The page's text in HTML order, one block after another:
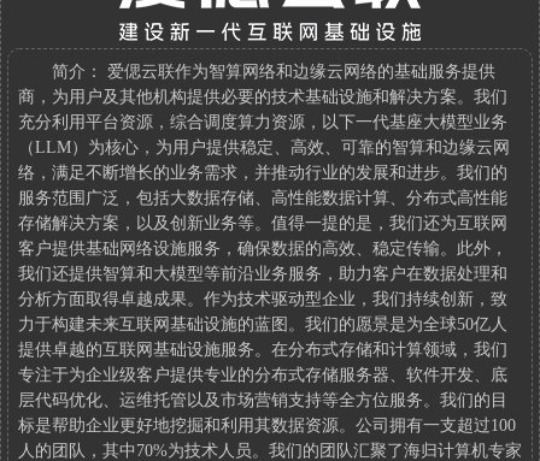
简介： 爱偲云联作为智算网络和边缘云网络的基础服务提供
商，为用户及其他机构提供必要的技术基础设施和解决方案。我们
充分利用平台资源，综合调度算力资源，以下一代基座大模型业务
（LLM）为核心，为用户提供稳定、高效、可靠的智算和边缘云网
络，满足不断增长的业务需求，并推动行业的发展和进步。我们的
服务范围广泛，包括大数据存储、高性能数据计算、分布式高性能
存储解决方案，以及创新业务等。值得一提的是，我们还为互联网
客户提供基础网络设施服务，确保数据的高效、稳定传输。此外，
我们还提供智算和大模型等前沿业务服务，助力客户在数据处理和
分析方面取得卓越成果。作为技术驱动型企业，我们持续创新，致
力于构建未来互联网基础设施的蓝图。我们的愿景是为全球50亿人
提供卓越的互联网基础设施服务。在分布式存储和计算领域，我们
专注于为企业级客户提供专业的分布式存储服务器、软件开发、底
层代码优化、运维托管以及市场营销支持等全方位服务。我们的目
标是帮助企业更好地挖掘和利用其数据资源。公司拥有一支超过100
人的团队，其中70%为技术人员。我们的团队汇聚了海归计算机专家